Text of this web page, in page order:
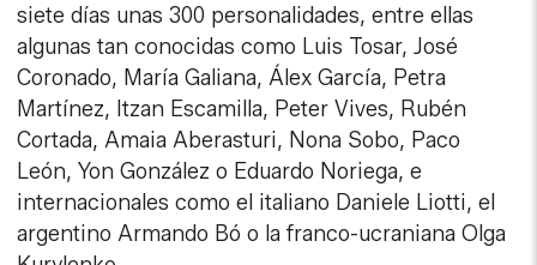
siete días unas 300 personalidades, entre ellas
algunas tan conocidas como Luis Tosar, José
Coronado, María Galiana, Álex García, Petra
Martínez, Itzan Escamilla, Peter Vives, Rubén
Cortada, Amaia Aberasturi, Nona Sobo, Paco
León, Yon González o Eduardo Noriega, e
internacionales como el italiano Daniele Liotti, el
argentino Armando Bó o la franco-ucraniana Olga